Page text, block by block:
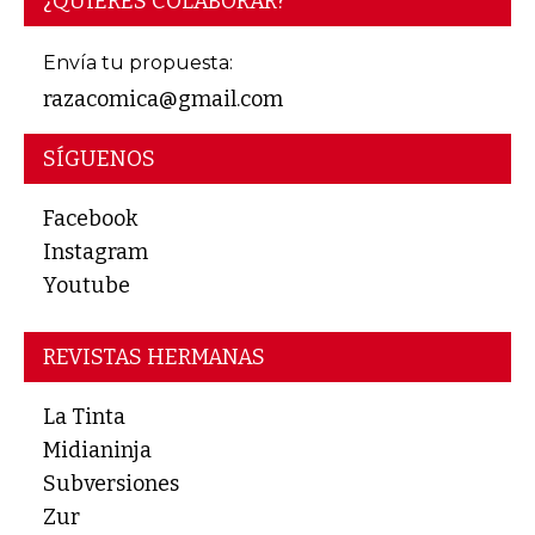
Envía tu propuesta:
razacomica@gmail.com
SÍGUENOS
Facebook
Instagram
Youtube
REVISTAS HERMANAS
La Tinta
Midianinja
Subversiones
Zur